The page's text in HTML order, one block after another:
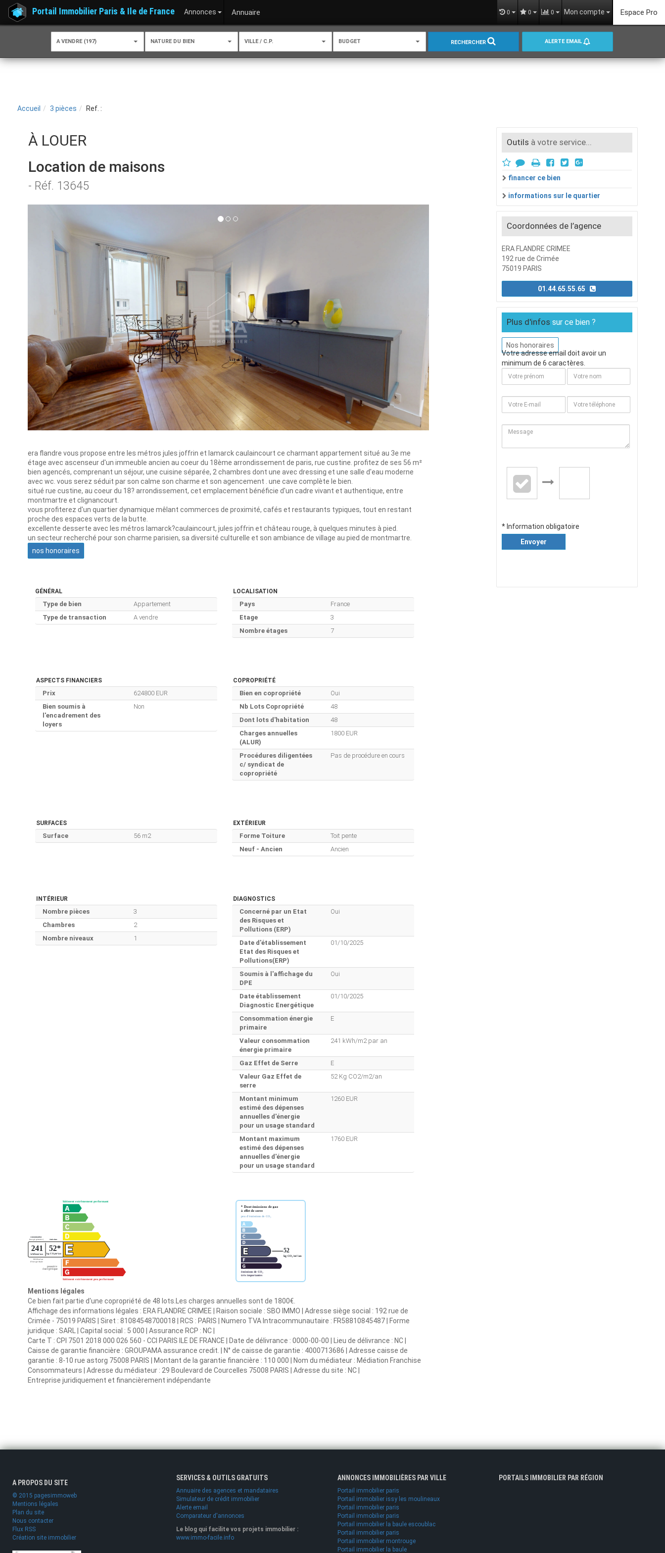
Portail Immobilier Paris & Ile de France Annonces Annuaire 0 0 0 Mon compte Espace Pro
A VENDRE (197) NATURE DU BIEN VILLE / C.P. BUDGET RECHERCHER ALERTE EMAIL
Accueil 3 pièces Ref. :
À LOUER
Location de maisons
- Réf. 13645
era flandre vous propose entre les métros jules joffrin et lamarck caulaincourt ce charmant appartement situé au 3e me
étage avec ascenseur d'un immeuble ancien au coeur du 18ème arrondissement de paris, rue custine. profitez de ses 56 m²
bien agencés, comprenant un séjour, une cuisine séparée, 2 chambres dont une avec dressing et une salle d'eau moderne
avec wc. vous serez séduit par son calme son charme et son agencement . une cave complète le bien.
situé rue custine, au coeur du 18? arrondissement, cet emplacement bénéficie d'un cadre vivant et authentique, entre
montmartre et clignancourt.
vous profiterez d'un quartier dynamique mêlant commerces de proximité, cafés et restaurants typiques, tout en restant
proche des espaces verts de la butte.
excellente desserte avec les métros lamarck?caulaincourt, jules joffrin et château rouge, à quelques minutes à pied.
un secteur recherché pour son charme parisien, sa diversité culturelle et son ambiance de village au pied de montmartre.
nos honoraires
GÉNÉRAL
Type de bien
Appartement
Type de transaction
A vendre
LOCALISATION
Pays
France
Etage
3
Nombre étages
7
ASPECTS FINANCIERS
Prix
624800 EUR
Bien soumis à
l'encadrement des
loyers
Non
COPROPRIÉTÉ
Bien en copropriété
Oui
Nb Lots Copropriété
48
Dont lots d'habitation
48
Charges annuelles
(ALUR)
1800 EUR
Procédures diligentées
c/ syndicat de
copropriété
Pas de procédure en cours
SURFACES
Surface 56 m2
EXTÉRIEUR
Forme Toiture
Toit pente
Neuf - Ancien
Ancien
INTÉRIEUR
Nombre pièces
3
Chambres
2
Nombre niveaux
1
DIAGNOSTICS
Concerné par un Etat
des Risques et
Pollutions (ERP)
Oui
Date d'établissement
Etat des Risques et
Pollutions(ERP)
01/10/2025
Soumis à l'affichage du
DPE
Oui
Date établissement
Diagnostic Energétique
01/10/2025
Consommation énergie
primaire
E
Valeur consommation
énergie primaire
241 kWh/m2 par an
Gaz Effet de Serre
E
Valeur Gaz Effet de
serre
52 Kg CO2/m2/an
Montant minimum
estimé des dépenses
annuelles d'énergie
pour un usage standard
1260 EUR
Montant maximum
estimé des dépenses
annuelles d'énergie
pour un usage standard
1760 EUR
Mentions légales
Ce bien fait partie d'une copropriété de 48 lots.Les charges annuelles sont de 1800€.
Affichage des informations légales : ERA FLANDRE CRIMEE | Raison sociale : SBO IMMO | Adresse siège social : 192 rue de
Crimée - 75019 PARIS | Siret : 81084548700018 | RCS : PARIS | Numero TVA Intracommunautaire : FR58810845487 | Forme
juridique : SARL | Capital social : 5 000 | Assurance RCP : NC |
Carte T : CPI 7501 2018 000 026 560 - CCI PARIS ILE DE FRANCE | Date de délivrance : 0000-00-00 | Lieu de délivrance : NC |
Caisse de garantie financière : GROUPAMA assurance credit. | N° de caisse de garantie : 4000713686 | Adresse caisse de
garantie : 8-10 rue astorg 75008 PARIS | Montant de la garantie financière : 110 000 | Nom du médiateur : Médiation Franchise
Consommateurs | Adresse du médiateur : 29 Boulevard de Courcelles 75008 PARIS | Adresse du site : NC |
Entreprise juridiquement et financièrement indépendante
Outils à votre service...
financer ce bien
informations sur le quartier
Coordonnées de l’agence
ERA FLANDRE CRIMEE
192 rue de Crimée
75019 PARIS
01.44.65.55.65
Plus d'infos sur ce bien ?
Nos honoraires
Votre adresse email doit avoir un
minimum de 6 caractères.
* Information obligatoire
Envoyer
A PROPOS DU SITE
© 2015 pagesimmoweb
Mentions légales
Plan du site
Nous contacter
Flux RSS
Création site immobilier
SERVICES & OUTILS GRATUITS
Annuaire des agences et mandataires
Simulateur de crédit immobilier
Alerte email
Comparateur d'annonces
Le blog qui facilite vos projets immobilier :
www.immo-facile.info
ANNONCES IMMOBILIÈRES PAR VILLE
Portail immobilier paris
Portail immobilier issy les moulineaux
Portail immobilier paris
Portail immobilier paris
Portail immobilier la baule escoublac
Portail immobilier paris
Portail immobilier montrouge
Portail immobilier la baule
PORTAILS IMMOBILIER PAR RÉGION